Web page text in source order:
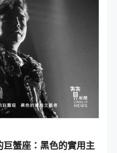
巨蟹座：黑色的實用主